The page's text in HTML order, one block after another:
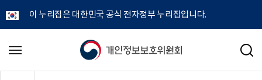
이 누리집은 대한민국 공식 전자정부 누리집입니다.
개
메
검